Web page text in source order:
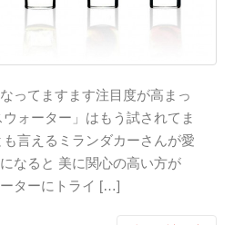
ってますます注目度が高まっ
ォーター」はもう試されてま
言えるミランダカーさんが愛
なると 美に関心の高い方が
ターにトライ […]